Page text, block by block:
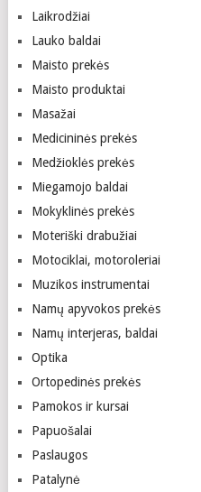
Laikrodžiai
Lauko baldai
Maisto prekės
Maisto produktai
Masažai
Medicininės prekės
Medžioklės prekės
Miegamojo baldai
Mokyklinės prekės
Moteriški drabužiai
Motociklai, motoroleriai
Muzikos instrumentai
Namų apyvokos prekės
Namų interjeras, baldai
Optika
Ortopedinės prekės
Pamokos ir kursai
Papuošalai
Paslaugos
Patalynė